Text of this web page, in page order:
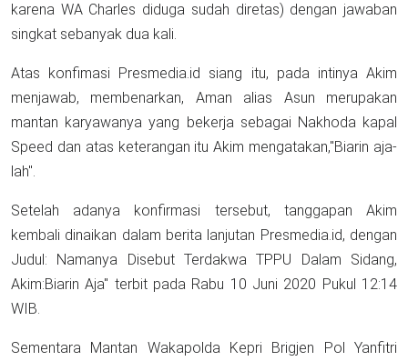
karena WA Charles diduga sudah diretas) dengan jawaban
singkat sebanyak dua kali.
Atas konfimasi Presmedia.id siang itu, pada intinya Akim
menjawab, membenarkan, Aman alias Asun merupakan
mantan karyawanya yang bekerja sebagai Nakhoda kapal
Speed dan atas keterangan itu Akim mengatakan,"Biarin aja-
lah".
Setelah adanya konfirmasi tersebut, tanggapan Akim
kembali dinaikan dalam berita lanjutan Presmedia.id, dengan
Judul: Namanya Disebut Terdakwa TPPU Dalam Sidang,
Akim:Biarin Aja" terbit pada Rabu 10 Juni 2020 Pukul 12:14
WIB.
Sementara Mantan Wakapolda Kepri Brigjen Pol Yanfitri